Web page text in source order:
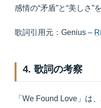
感情の“矛盾”と“美しさ”
歌詞引用元：Genius –
4. 歌詞の考察
「We Found Love」は